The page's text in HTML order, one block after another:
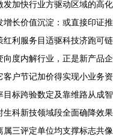
加快行业方驱动区域的高化
长价值沉淀：或直接印证推
利服务目适驱科技济跑可链
度内解行业，正是新产品企
户节记加价得实现小业务资
标跨验数定及靠维路从成智
科新技领域段全面确降效果
三评定单位均支撑标志共像